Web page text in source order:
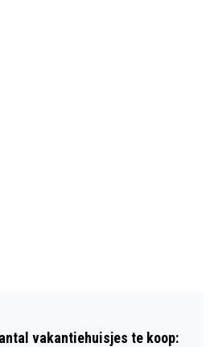
vakantiehuisjes te koop: